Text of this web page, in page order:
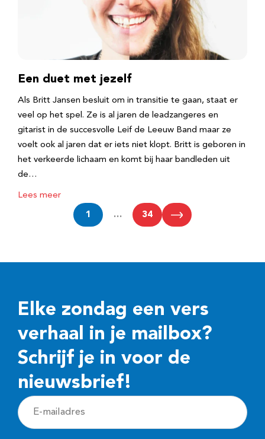
Een duet met jezelf
Als Britt Jansen besluit om in transitie te gaan, staat er
veel op het spel. Ze is al jaren de leadzangeres en
gitarist in de succesvolle Leif de Leeuw Band maar ze
voelt ook al jaren dat er iets niet klopt. Britt is geboren in
het verkeerde lichaam en komt bij haar bandleden uit
de…
Lees meer
1 … 34
Elke zondag een vers
verhaal in je mailbox?
Schrijf je in voor de
nieuwsbrief!
E
-